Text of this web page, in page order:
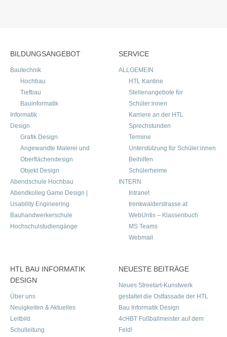
BILDUNGSANGEBOT
Bautechnik
Hochbau
Tiefbau
Bauinformatik
Informatik
Design
Grafik Design
Angewandte Malerei und
Oberflächendesign
Objekt Design
Abendschule Hochbau
Abendkolleg Game Design |
Usability Engineering
Bauhandwerkerschule
Hochschulstudiengänge
SERVICE
ALLGEMEIN
HTL Kantine
Stellenangebote für
Schüler:innen
Karriere an der HTL
Sprechstunden
Termine
Unterstützung für Schüler:innen
Beihilfen
Schülerheime
INTERN
Intranet
trenkwalderstrasse.at
WebUntis – Klassenbuch
MS Teams
Webmail
HTL BAU INFORMATIK
DESIGN
Über uns
Neuigkeiten & Aktuelles
Leitbild
Schulleitung
NEUESTE BEITRÄGE
Neues Streetart-Kunstwerk
gestaltet die Ostfassade der HTL
Bau Informatik Design
4cHBT Fußballmeister auf dem
Feld!